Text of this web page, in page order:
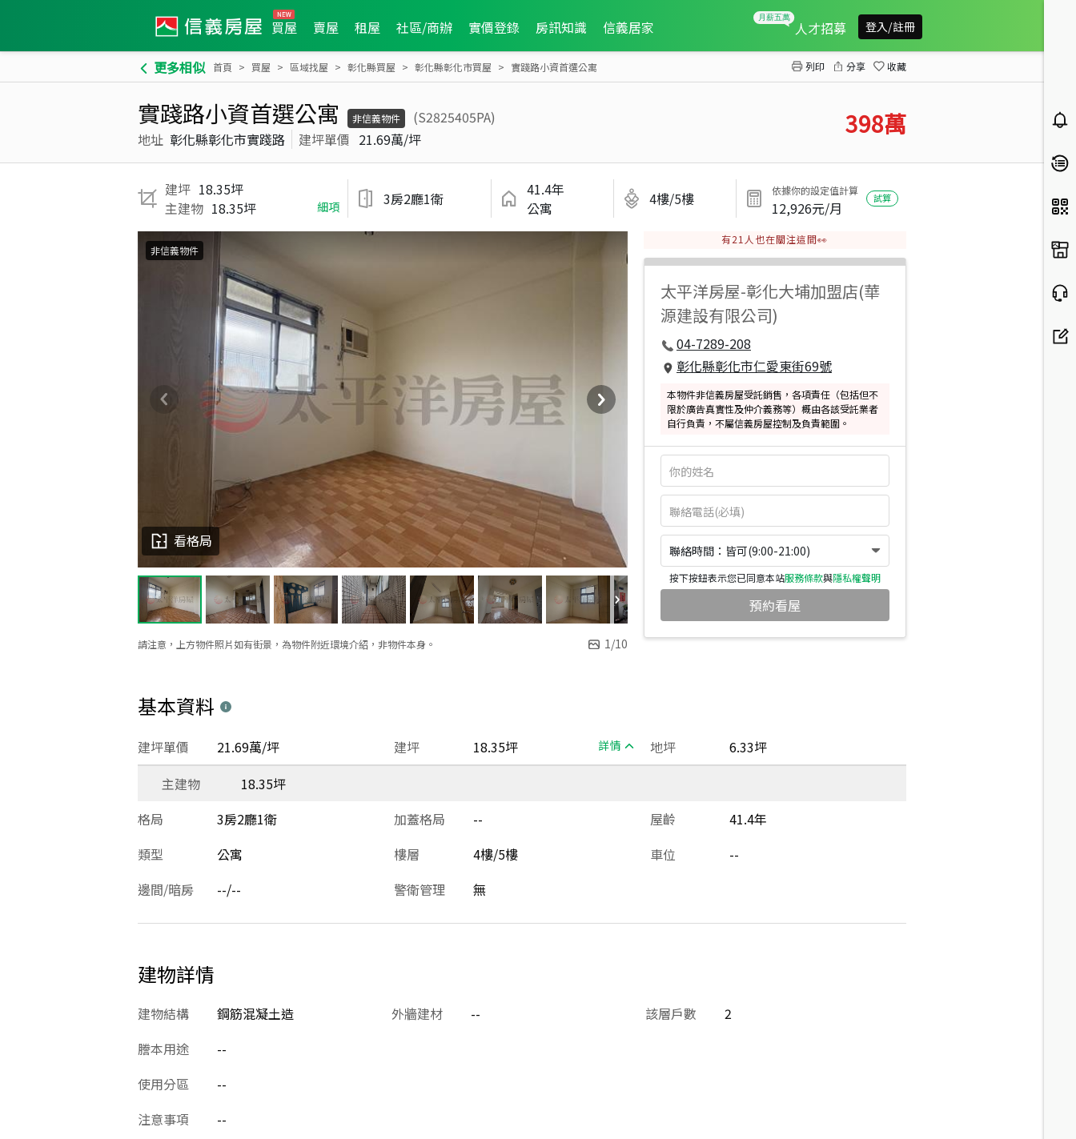
買屋 賣屋 租屋 社區/商辦 實價登錄 房訊知識 信義居家 人才招募 登入/註冊
更多相似 首頁 買屋 區域找屋 彰化縣買屋 彰化縣彰化市買屋 實踐路小資首選公寓 列印 分享 收藏
實踐路小資首選公寓 非信義物件
(S2825405PA)
地址 彰化縣彰化市實踐路 建坪單價 21.69萬/坪 398萬
建坪 18.35坪
主建物 18.35坪 細項 3房2廳1衛
41.4年
公寓
4樓/5樓 依據你的設定值計算
12,926元/月
試算
請注意，上方物件照片如有街景，為物件附近環境介紹，非物件本身。 1/10
看格局
非信義物件
有21 人也在關注這間👀
太平洋房屋-彰化大埔加盟店(華
源建設有限公司)
04-7289-208
彰化縣彰化市仁愛東街69號
本物件非信義房屋受託銷售，各項責任（包括但不
限於廣告真實性及仲介義務等）概由各該受託業者
自行負責，不屬信義房屋控制及負責範圍。
聯絡時間：皆可(9:00-21:00)
按下按鈕表示您已同意本站服務條款與隱私權聲明
預約看屋
基本資料
建坪 18.35坪 詳情
建坪單價 21.69萬/坪 地坪
6.33坪
主建物
18.35坪
格局
3房2廳1衛 加蓋格局 -- 屋齡
41.4年
類型
公寓 樓層 4樓/5樓 車位
--
邊間/暗房
--/-- 警衛管理 無
建物詳情
建物結構 鋼筋混凝土造 外牆建材 -- 該層戶數
2
謄本用途
--
使用分區
--
注意事項
--